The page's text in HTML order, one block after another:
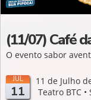
(11/07) Café
O evento sabor
JUL
11
11 de Julho
Teatro BTC •